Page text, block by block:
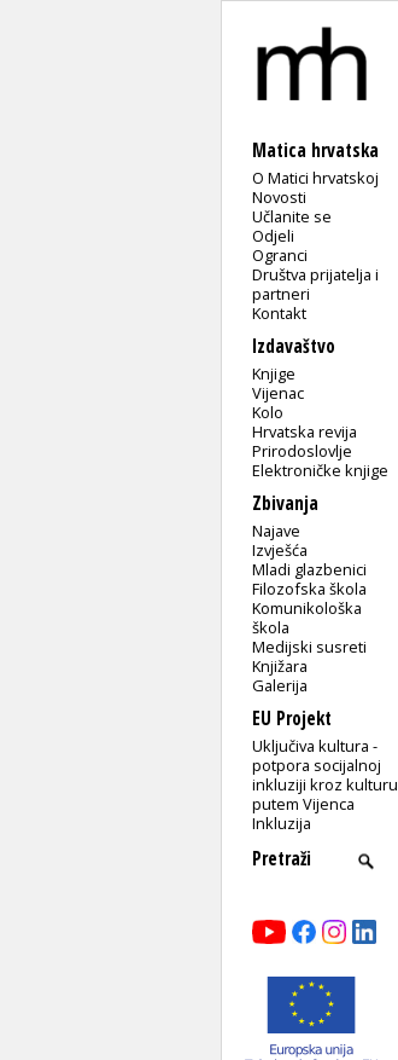
Matica hrvatska
O Matici hrvatskoj
Novosti
Učlanite se
Odjeli
Ogranci
Društva prijatelja i
partneri
Kontakt
Izdavaštvo
Knjige
Vijenac
Kolo
Hrvatska revija
Prirodoslovlje
Elektroničke knjige
Zbivanja
Najave
Izvješća
Mladi glazbenici
Filozofska škola
Komunikološka
škola
Medijski susreti
Knjižara
Galerija
EU Projekt
Uključiva kultura -
potpora socijalnoj
inkluziji kroz kulturu
putem Vijenca
Inkluzija